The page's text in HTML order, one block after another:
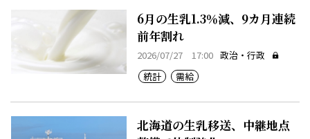
6月の生乳1.3％減、9カ月連続
前年割れ
2026/07/27 17:00 政治・行政
統計
需給
北海道の生乳移送、中継地点